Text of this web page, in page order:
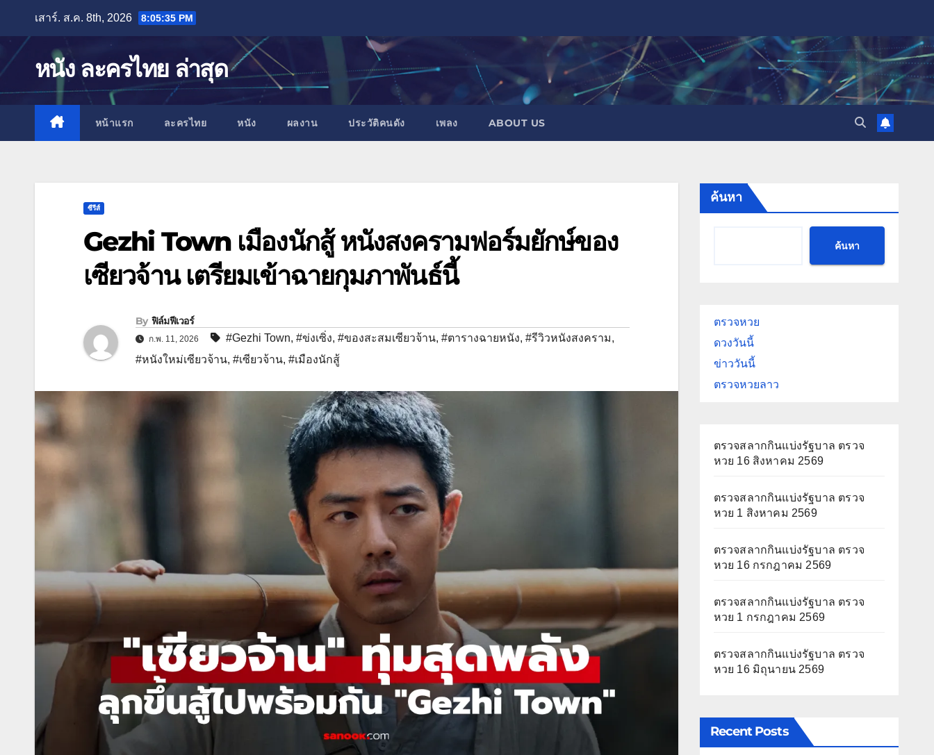
content
เสาร์. ส.ค. 8th, 2026 8:05:36 PM
หนัง ละครไทย ล่าสุด
หน้าแรก ละครไทย หนัง ผลงาน ประวัติคนดัง เพลง ABOUT US
ซีรีส์
Gezhi Town เมืองนักสู้ หนังสงครามฟอร์มยักษ์ของ
เซียวจ้าน เตรียมเข้าฉายกุมภาพันธ์นี้
By ฟิล์มฟีเวอร์
ก.พ. 11, 2026 #Gezhi Town, #ข่งเซิ่ง, #ของสะสมเซียวจ้าน, #ตารางฉายหนัง, #รีวิวหนังสงคราม,
#หนังใหม่เซียวจ้าน, #เซียวจ้าน, #เมืองนักสู้
ค้นหา
ค้นหา
ตรวจหวย
ดวงวันนี้
ข่าววันนี้
ตรวจหวยลาว
ตรวจสลากกินแบ่งรัฐบาล ตรวจ
หวย 16 สิงหาคม 2569
ตรวจสลากกินแบ่งรัฐบาล ตรวจ
หวย 1 สิงหาคม 2569
ตรวจสลากกินแบ่งรัฐบาล ตรวจ
หวย 16 กรกฎาคม 2569
ตรวจสลากกินแบ่งรัฐบาล ตรวจ
หวย 1 กรกฎาคม 2569
ตรวจสลากกินแบ่งรัฐบาล ตรวจ
หวย 16 มิถุนายน 2569
Recent Posts